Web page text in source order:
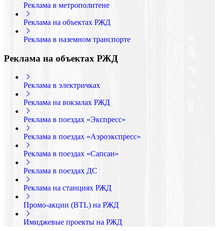
Реклама в метрополитене
Реклама на объектах РЖД
Реклама в наземном транспорте
Реклама на объектах РЖД
Реклама в электричках
Реклама на вокзалах РЖД
Реклама в поездах «Экспресс»
Реклама в поездах «Аэроэкспресс»
Реклама в поездах «Сапсан»
Реклама в поездах ДС
Реклама на станциях РЖД
Промо-акции (BTL) на РЖД
Имиджевые проекты на РЖД